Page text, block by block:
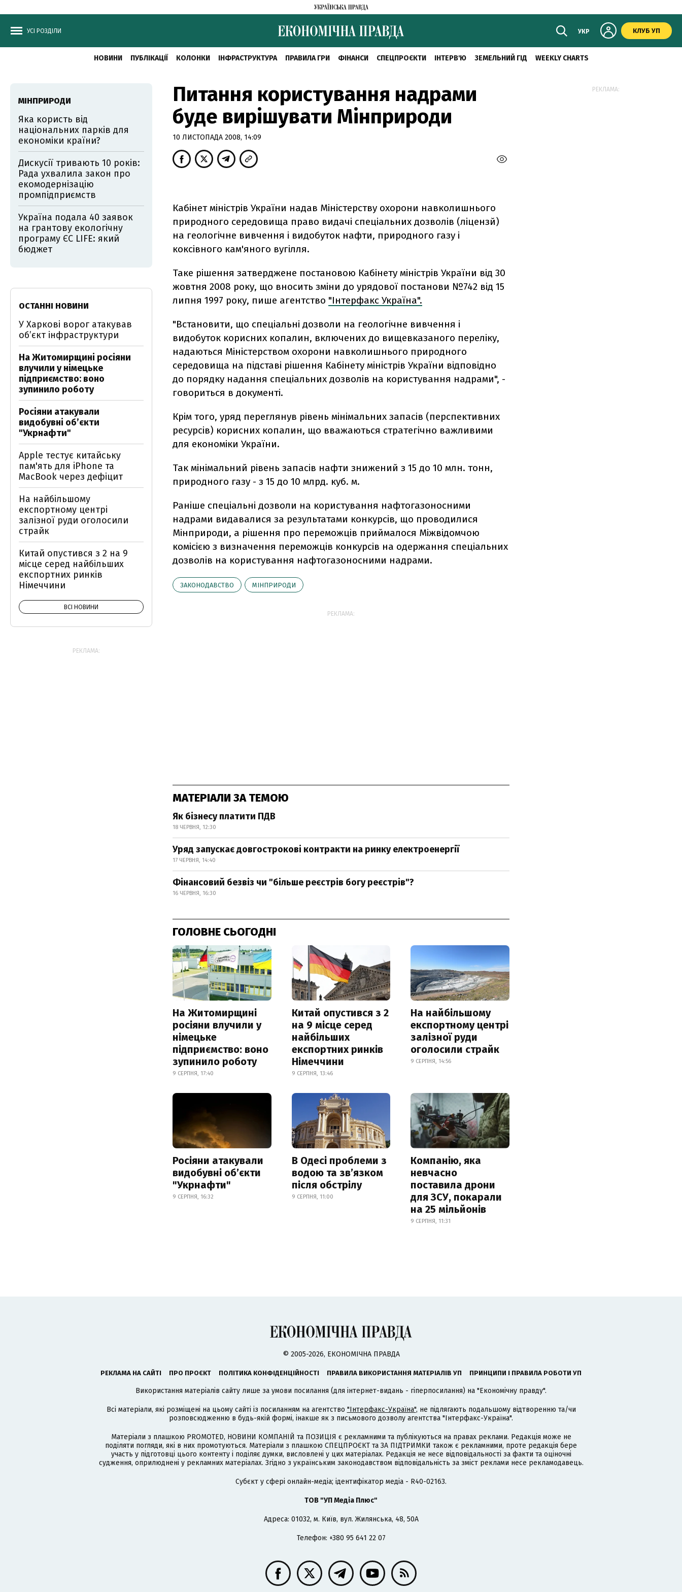
УСІ РОЗДІЛИ УКР КЛУБ УП
НОВИНИ ПУБЛІКАЦІЇ КОЛОНКИ ІНФРАСТРУКТУРА ПРАВИЛА ГРИ ФІНАНСИ СПЕЦПРОЄКТИ ІНТЕРВ'Ю ЗЕМЕЛЬНИЙ ГІД WEEKLY CHARTS
Питання користування надрами
буде вирішувати Мінприроди
10 ЛИСТОПАДА 2008, 14:09
Кабінет міністрів України надав Міністерству охорони навколишнього
природного середовища право видачі спеціальних дозволів (ліцензй)
на геологічне вивчення і видобуток нафти, природного газу і
коксівного кам'яного вугілля.
Таке рішення затверджене постановою Кабінету міністрів України від 30
жовтня 2008 року, що вносить зміни до урядової постанови №742 від 15
липня 1997 року, пише агентство "Інтерфакс Україна".
"Встановити, що спеціальні дозволи на геологічне вивчення і
видобуток корисних копалин, включених до вищевказаного переліку,
надаються Міністерством охорони навколишнього природного
середовища на підставі рішення Кабінету міністрів України відповідно
до порядку надання спеціальних дозволів на користування надрами", -
говориться в документі.
Крім того, уряд переглянув рівень мінімальних запасів (перспективних
ресурсів) корисних копалин, що вважаються стратегічно важливими
для економіки України.
Так мінімальний рівень запасів нафти знижений з 15 до 10 млн. тонн,
природного газу - з 15 до 10 млрд. куб. м.
Раніше спеціальні дозволи на користування нафтогазоносними
надрами видавалися за результатами конкурсів, що проводилися
Мінприроди, а рішення про переможців приймалося Міжвідомчою
комісією з визначення переможців конкурсів на одержання спеціальних
дозволів на користування нафтогазоносними надрами.
ЗАКОНОДАВСТВО МІНПРИРОДИ
РЕКЛАМА:
МАТЕРІАЛИ ЗА ТЕМОЮ
Як бізнесу платити ПДВ
18 ЧЕРВНЯ, 12:30
Уряд запускає довгострокові контракти на ринку електроенергії
17 ЧЕРВНЯ, 14:40
Фінансовий безвіз чи "більше реєстрів богу реєстрів"?
16 ЧЕРВНЯ, 16:30
ГОЛОВНЕ СЬОГОДНІ
На Житомирщині
росіяни влучили у
німецьке
підприємство: воно
зупинило роботу
9 СЕРПНЯ, 17:40
Китай опустився з 2
на 9 місце серед
найбільших
експортних ринків
Німеччини
9 СЕРПНЯ, 13:46
На найбільшому
експортному центрі
залізної руди
оголосили страйк
9 СЕРПНЯ, 14:56
Росіяни атакували
видобувні обʼєкти
"Укрнафти"
9 СЕРПНЯ, 16:32
В Одесі проблеми з
водою та звʼязком
після обстрілу
9 СЕРПНЯ, 11:00
Компанію, яка
невчасно
поставила дрони
для ЗСУ, покарали
на 25 мільйонів
9 СЕРПНЯ, 11:31
МІНПРИРОДИ
Яка користь від
національних парків для
економіки країни?
Дискусії тривають 10 років:
Рада ухвалила закон про
екомодернізацію
промпідприємств
Україна подала 40 заявок
на грантову екологічну
програму ЄС LIFE: який
бюджет
ОСТАННІ НОВИНИ
У Харкові ворог атакував
обʼєкт інфраструктури
На Житомирщині росіяни
влучили у німецьке
підприємство: воно
зупинило роботу
Росіяни атакували
видобувні обʼєкти
"Укрнафти"
Apple тестує китайську
пам'ять для iPhone та
MacBook через дефіцит
На найбільшому
експортному центрі
залізної руди оголосили
страйк
Китай опустився з 2 на 9
місце серед найбільших
експортних ринків
Німеччини
ВСІ НОВИНИ
РЕКЛАМА:
РЕКЛАМА:
© 2005-2026, ЕКОНОМІЧНА ПРАВДА
РЕКЛАМА НА САЙТІ ПРО ПРОЄКТ ПОЛІТИКА КОНФІДЕНЦІЙНОСТІ ПРАВИЛА ВИКОРИСТАННЯ МАТЕРІАЛІВ УП ПРИНЦИПИ І ПРАВИЛА РОБОТИ УП
Використання матеріалів сайту лише за умови посилання (для інтернет-видань - гіперпосилання) на "Економічну правду".
Всі матеріали, які розміщені на цьому сайті із посиланням на агентство "Інтерфакс-Україна", не підлягають подальшому відтворенню та/чи
розповсюдженню в будь-якій формі, інакше як з письмового дозволу агентства "Інтерфакс-Україна".
Матеріали з плашкою PROMOTED, НОВИНИ КОМПАНІЙ та ПОЗИЦІЯ є рекламними та публікуються на правах реклами. Редакція може не
поділяти погляди, які в них промотуються. Матеріали з плашкою СПЕЦПРОЄКТ та ЗА ПІДТРИМКИ також є рекламними, проте редакція бере
участь у підготовці цього контенту і поділяє думки, висловлені у цих матеріалах. Редакція не несе відповідальності за факти та оціночні
судження, оприлюднені у рекламних матеріалах. Згідно з українським законодавством відповідальність за зміст реклами несе рекламодавець.
Cубєкт у сфері онлайн-медіа; ідентифікатор медіа - R40-02163.
ТОВ "УП Медіа Плюс"
Адреса: 01032, м. Київ, вул. Жилянська, 48, 50А
Телефон: +380 95 641 22 07